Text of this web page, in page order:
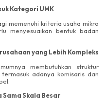
Kategori UMK
memenuhi kriteria usaha mikro
menyesuaikan bentuk badan
yang Lebih Kompleks
membutuhkan struktur
adanya komisaris dan
Skala Besar